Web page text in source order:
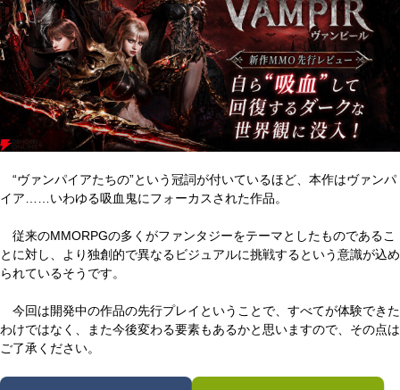
“ヴァンパイアたちの”という冠詞が付いているほど、本作はヴァンパ
イア……いわゆる吸血鬼にフォーカスされた作品。
従来のMMORPGの多くがファンタジーをテーマとしたものであるこ
とに対し、より独創的で異なるビジュアルに挑戦するという意識が込め
られているそうです。
今回は開発中の作品の先行プレイということで、すべてが体験できた
わけではなく、また今後変わる要素もあるかと思いますので、その点は
ご了承ください。